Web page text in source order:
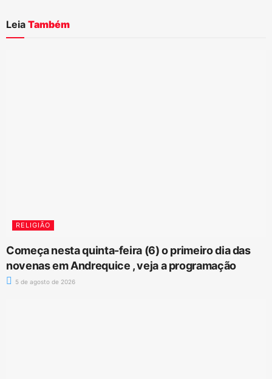
Leia Também
RELIGIÃO
Começa nesta quinta-feira (6) o primeiro dia das
novenas em Andrequice , veja a programação
5 de agosto de 2026